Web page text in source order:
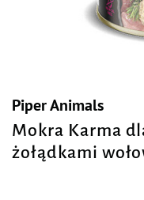
Piper Animals
Mokra Karma
żołądkami